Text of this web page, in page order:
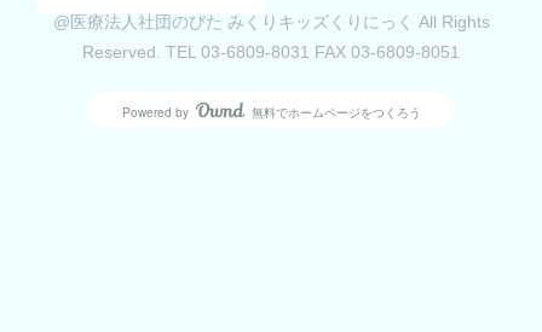
@医療法人社団のびた みくりキッズくりにっく All Rights
Reserved. TEL 03-6809-8031 FAX 03-6809-8051
Powered by AmebaOwnd
無料でホームページをつくろう